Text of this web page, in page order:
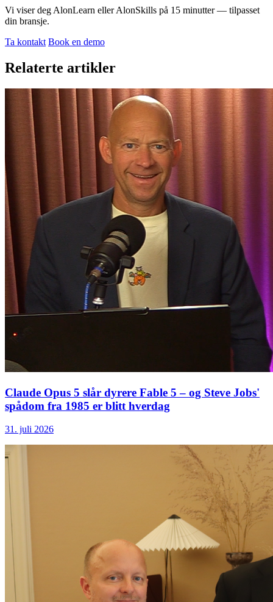
Vi viser deg AlonLearn eller AlonSkills på 15 minutter — tilpasset
din bransje.
Ta kontakt Book en demo
Relaterte artikler
Claude Opus 5 slår dyrere Fable 5 – og Steve Jobs'
spådom fra 1985 er blitt hverdag
31. juli 2026